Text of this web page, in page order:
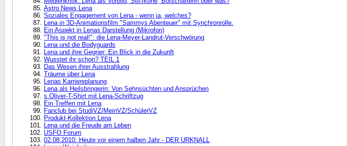
Astro News Lena
Soziales Engagement von Lena - wenn ja, welches?
Lena in 3D-Animationsfilm "Sammys Abenteuer" mit Synchronrolle.
Ein Aspekt in Lenas Darstellung (Mikrofon)
"This is not real!": die Lena-Meyer-Landrut-Verschwörung
Lena und die Bodyguards
Lena und ihre Gegner: Ein Blick in die Zukunft
Wusstet ihr schon? TEIL 1
Das Wesen ihrer Ausstrahlung
Träume über Lena
Lenas Karriereplanung
Lena als Heilsbringerin: Von Sehnsüchten und Ansprüchen
s.Oliver-T-Shirt mit Lena-Schriftzug
Ein Treffen mit Lena
Fanclub bei StudiVZ/MeinVZ/SchülerVZ
Produkt-Kollektion Lena
Lena und die Freude am Leben
USFO Forum
02.08.2010: Heute vor einem halben Jahr - DER URKNALL